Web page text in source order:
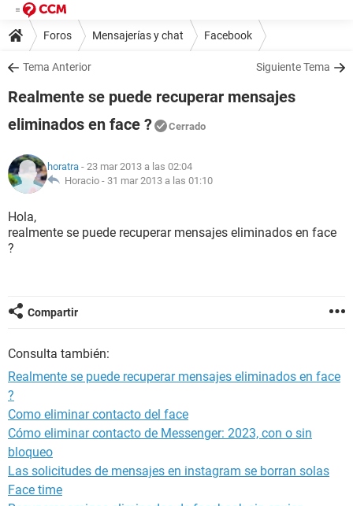
Foros Mensajerías y chat Facebook
Tema Anterior Siguiente Tema
Realmente se puede recuperar mensajes
eliminados en face ?
Cerrado
horatra - 23 mar 2013 a las 02:04
Horacio - 31 mar 2013 a las 01:10
Hola,
realmente se puede recuperar mensajes eliminados en face
?
Compartir
Consulta también:
Realmente se puede recuperar mensajes eliminados en face
?
Como eliminar contacto del face
Cómo eliminar contacto de Messenger: 2023, con o sin
bloqueo
Las solicitudes de mensajes en instagram se borran solas
Face time